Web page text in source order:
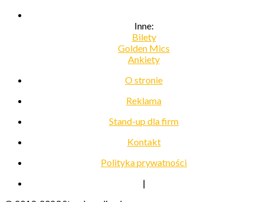
Inne:
Bilety
Golden Mics
Ankiety
O stronie
Reklama
Stand-up dla firm
Kontakt
Polityka prywatności
|